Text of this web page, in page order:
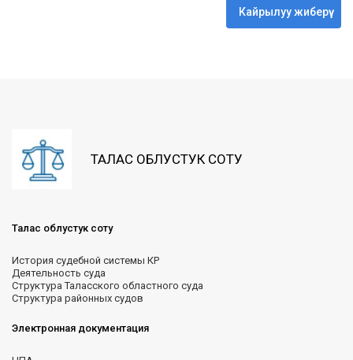
Кайрылуу жиберүү
ТАЛАС ОБЛУСТУК СОТУ
Талас облустук соту
История судебной системы КР
Деятельность суда
Структура Таласского областного суда
Структура районных судов
Электронная документация